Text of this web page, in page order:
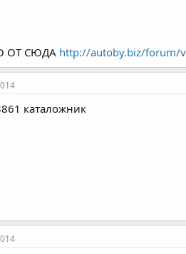
ОТ СЮДА http://autoby.biz/forum/
каталожник